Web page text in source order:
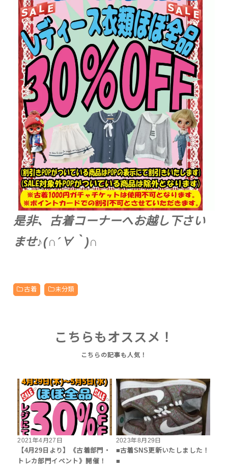
是非、古着コーナーへお越し下さい
ませ♪(∩´∀｀)∩
古着 未分類
こちらもオススメ！
2021年4月27日
【4月29日より】《古着部門・
トレカ部門イベント》開催！
2023年8月29日
■古着SNS更新いたしました！
■